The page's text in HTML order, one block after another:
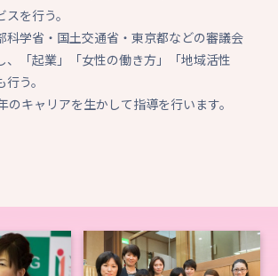
を行う。
科学省・国土交通省・東京都などの審議会
、「起業」「女性の働き方」「地域活性
う。
のキャリアを生かして指導を行います。